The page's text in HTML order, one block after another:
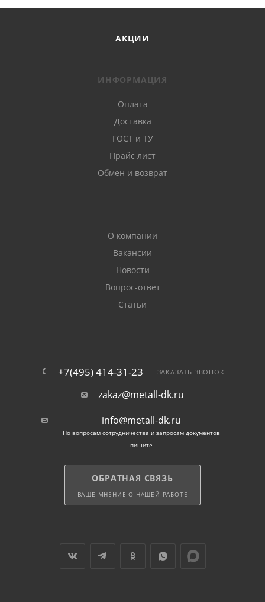
АКЦИИ
ИНФОРМАЦИЯ
Оплата
Доставка
ГОСТ и ТУ
Прайс лист
Обмен и возврат
О компании
Вакансии
Новости
Вопрос-ответ
Статьи
+7(495) 414-31-23 ЗАКАЗАТЬ ЗВОНОК
zakaz@metall-dk.ru
info@metall-dk.ru
По вопросам сотрудничества и запросам документов
пишите
ОБРАТНАЯ СВЯЗЬ
ВАШЕ МНЕНИЕ О НАШЕЙ РАБОТЕ